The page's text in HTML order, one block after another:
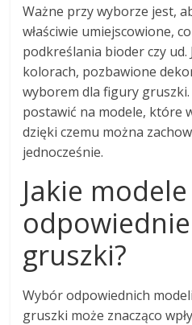
Ważne przy wyborze jest,
właściwie umiejscowione,
podkreślania bioder czy ud.
kolorach, pozbawione
wyborem dla figury
postawić na modele, które
dzięki czemu można
jednocześnie.
Jakie
gruszki?
Wybór odpowiednich
gruszki może znacząco